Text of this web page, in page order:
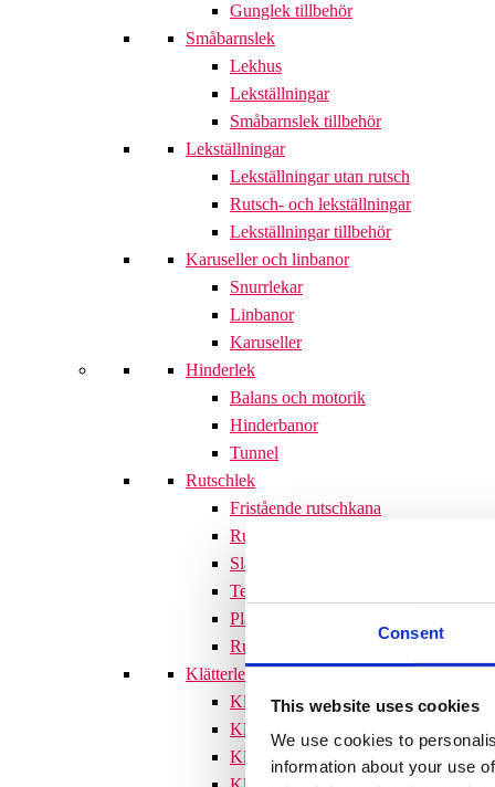
Consent
This website uses cookies
We use cookies to
information about your use
Gunglek tillbehör
Småbarnslek
Lekhus
Lekställningar
Småbarnslek tillbehör
Lekställningar
Lekställningar utan rutsch
Rutsch- och lekställningar
Lekställningar tillbehör
Karuseller och linbanor
Snurrlekar
Linbanor
Karuseller
Hinderlek
Balans och motorik
Hinderbanor
Tunnel
Rutschlek
Fristående rutschkana
Rutschkanor till lekställningar
Släntrutschkana
Terrängtrappor
Plattformar
Rutschlek tillbehör
Klätterlek
Klätterställningar
Klätterställning med rutschkana
Klätternät